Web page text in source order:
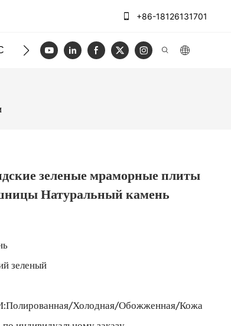
+86-18126131701
ЧЕХЛЫ БЛОГ ВИДЕО
зеленые мраморные плиты
Натуральный камень
зеленый
Холодная/Обожженная/Кожа